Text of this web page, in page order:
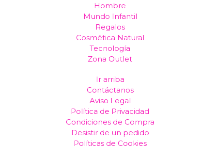
Hombre
Mundo Infantil
Regalos
Cosmética Natural
Tecnología
Zona Outlet
Ir arriba
Contáctanos
Aviso Legal
Política de Privacidad
Condiciones de Compra
Desistir de un pedido
Políticas de Cookies